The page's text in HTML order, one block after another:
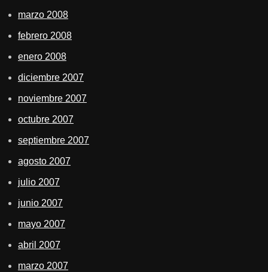
marzo 2008
febrero 2008
enero 2008
diciembre 2007
noviembre 2007
octubre 2007
septiembre 2007
agosto 2007
julio 2007
junio 2007
mayo 2007
abril 2007
marzo 2007